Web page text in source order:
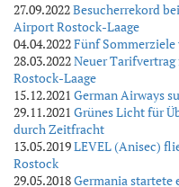
27.09.2022Besucherrekord
Airport Rostock-Laage
04.04.2022Fünf Sommerziele
28.03.2022Neuer
Rostock-Laage
15.12.2021 German Airways
29.11.2021 Grünes Licht für
durch Zeitfracht
13.05.2019LEVEL (Anisec)
Rostock
29.05.2018Germania startete